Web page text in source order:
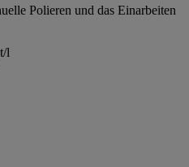
Polieren und das Einarbeiten
l